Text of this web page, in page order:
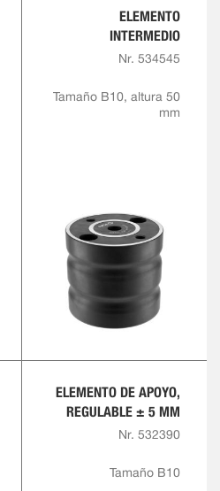
ELEMENTO
INTERMEDIO
Nr. 534545
Tamaño B10, altura 50
mm
ELEMENTO DE APOYO,
REGULABLE ± 5 MM
Nr. 532390
Tamaño B10